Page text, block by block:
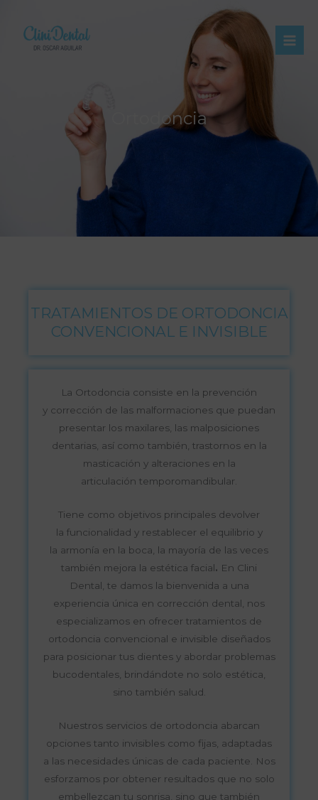
Ortodoncia
TRATAMIENTOS DE ORTODONCIA
CONVENCIONAL E INVISIBLE
La Ortodoncia consiste en la prevención
y corrección de las malformaciones que puedan
presentar los maxilares, las malposiciones
dentarias, así como también, trastornos en la
masticación y alteraciones en la
articulación temporomandibular.
Tiene como objetivos principales devolver
la funcionalidad y restablecer el equilibrio y
la armonía en la boca, la mayoría de las veces
también mejora la estética facial. En Clini
Dental, te damos la bienvenida a una
experiencia única en corrección dental, nos
especializamos en ofrecer tratamientos de
ortodoncia convencional e invisible diseñados
para posicionar tus dientes y abordar problemas
bucodentales, brindándote no solo estética,
sino también salud.
Nuestros servicios de ortodoncia abarcan
opciones tanto invisibles como fijas, adaptadas
a las necesidades únicas de cada paciente. Nos
esforzamos por obtener resultados que no solo
embellezcan tu sonrisa, sino que también